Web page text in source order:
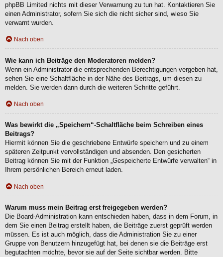
phpBB Limited nichts mit dieser Verwarnung zu tun hat. Kontaktieren Sie
einen Administrator, sofern Sie sich die nicht sicher sind, wieso Sie
verwarnt wurden.
Nach oben
Wie kann ich Beiträge den Moderatoren melden?
Wenn ein Administrator die entsprechenden Berechtigungen vergeben hat,
sehen Sie eine Schaltfläche in der Nähe des Beitrags, um diesen zu
melden. Sie werden dann durch die weiteren Schritte geführt.
Nach oben
Was bewirkt die „Speichern“-Schaltfläche beim Schreiben eines
Beitrags?
Hiermit können Sie die geschriebene Entwürfe speichern und zu einem
späteren Zeitpunkt vervollständigen und absenden. Den gesicherten
Beitrag können Sie mit der Funktion „Gespeicherte Entwürfe verwalten“ in
Ihrem persönlichen Bereich erneut laden.
Nach oben
Warum muss mein Beitrag erst freigegeben werden?
Die Board-Administration kann entschieden haben, dass in dem Forum, in
dem Sie einen Beitrag erstellt haben, die Beiträge zuerst geprüft werden
müssen. Es ist auch möglich, dass die Administration Sie zu einer
Gruppe von Benutzern hinzugefügt hat, bei denen sie die Beiträge erst
begutachten möchte, bevor sie auf der Seite sichtbar werden. Bitte